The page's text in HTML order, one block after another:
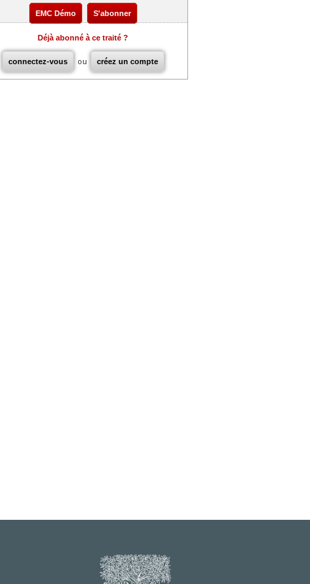
EMC Démo S'abonner
Déjà abonné à ce traité ?
connectez-vous ou créez un compte